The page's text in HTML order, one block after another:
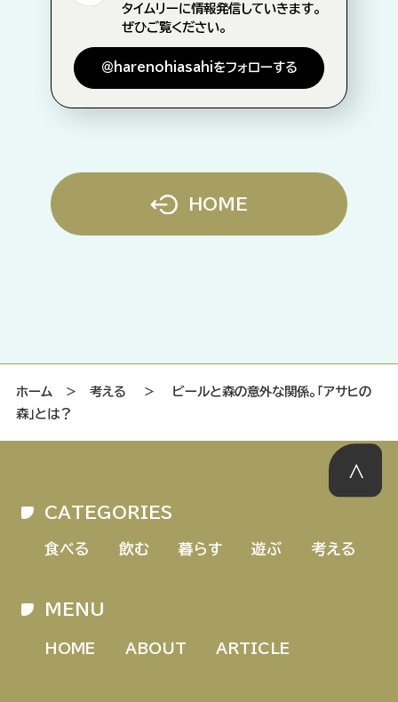
タイムリーに情報発信していきます。
ぜひご覧ください。
＠harenohiasahiをフォローする
HOME
ホーム ＞ 考える ＞ ビールと森の意外な関係。「アサヒの
森」とは？
CATEGORIES
食べる 飲む 暮らす 遊ぶ 考える
MENU
HOME ABOUT ARTICLE